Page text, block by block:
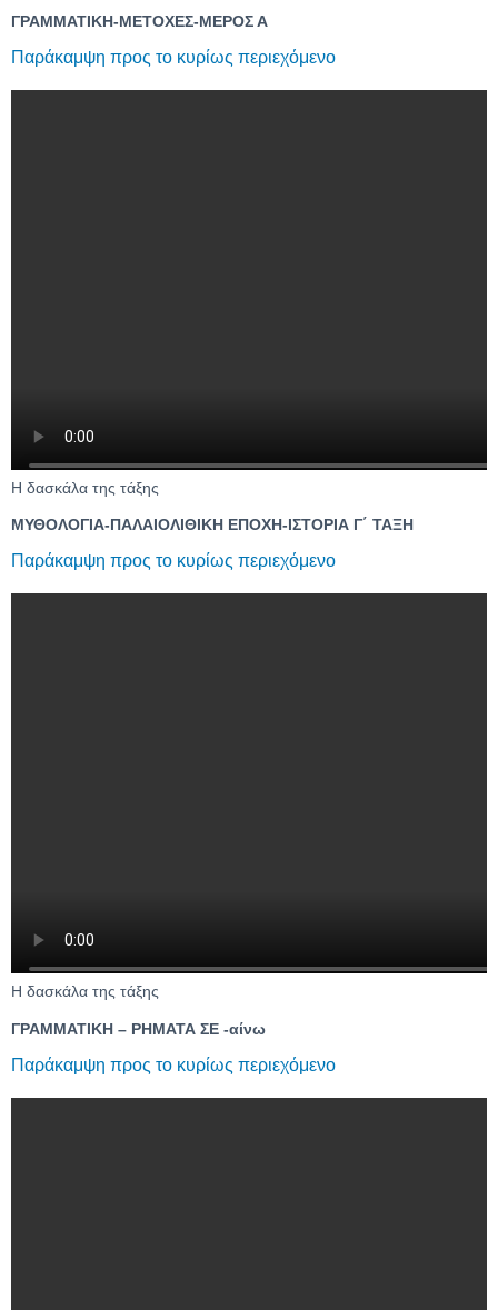
ΓΡΑΜΜΑΤΙΚΗ-ΜΕΤΟΧΕΣ-ΜΕΡΟΣ Α
Η δασκάλα της τάξης
ΜΥΘΟΛΟΓΙΑ-ΠΑΛΑΙΟΛΙΘΙΚΗ ΕΠΟΧΗ-ΙΣΤΟΡΙΑ Γ΄ ΤΑΞΗ
Η δασκάλα της τάξης
ΓΡΑΜΜΑΤΙΚΗ – ΡΗΜΑΤΑ ΣΕ -αίνω